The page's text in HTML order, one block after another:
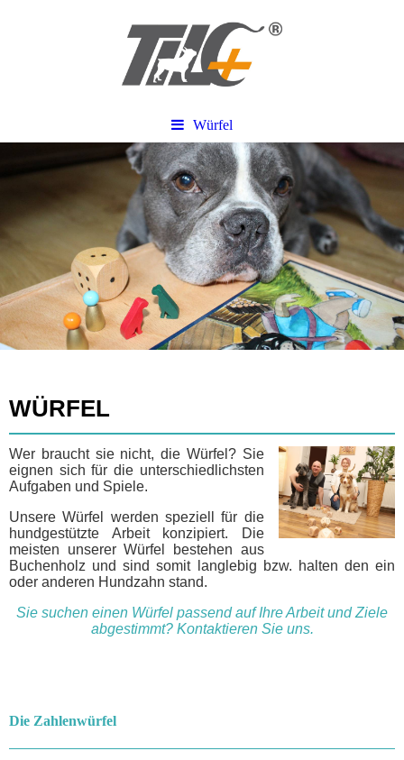
Würfel
WÜRFEL
Wer braucht sie nicht, die Würfel? Sie
eignen sich für die unterschiedlichsten
Aufgaben und Spiele.
Unsere Würfel werden speziell für die
hundgestützte Arbeit konzipiert. Die
meisten unserer Würfel bestehen aus
Buchenholz und sind somit langlebig bzw. halten den ein
oder anderen Hundzahn stand.
Sie suchen einen Würfel passend auf Ihre Arbeit und Ziele
abgestimmt? Kontaktieren Sie uns.
Die Zahlenwürfel